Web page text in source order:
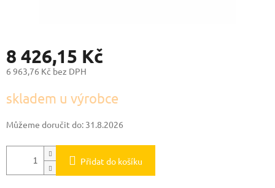
8 426,15 Kč
6 963,76 Kč bez DPH
cena:
skladem u výrobce
Můžeme doručit do: 31.8.2026
Přidat do košíku